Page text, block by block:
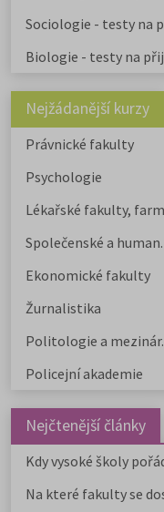
Sociologie - testy na
Biologie - testy na
Nejžádanější kurzy
Právnické fakulty
Psychologie
Lékařské fakulty,
Společenské a
Ekonomické fakulty
Žurnalistika
Politologie a
Policejní akademie
Nejčtenější články
Kdy vysoké školy
Na které fakulty se